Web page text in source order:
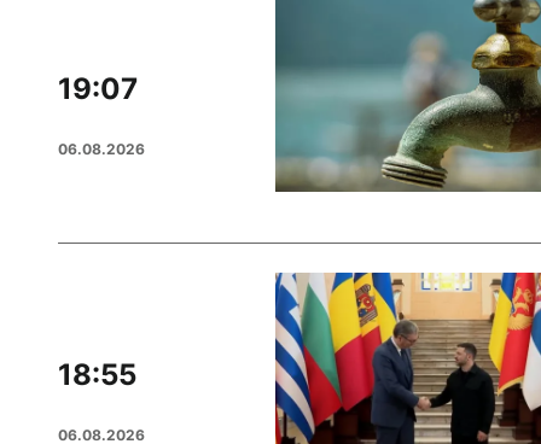
19:07
06.08.2026
18:55
06.08.2026